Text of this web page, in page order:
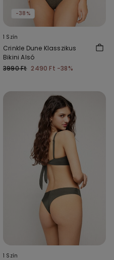
-38%
1 Szín
Crinkle Dune Klasszikus
Bikini Alsó
3990 Ft 2490 Ft -38%
1 Szín